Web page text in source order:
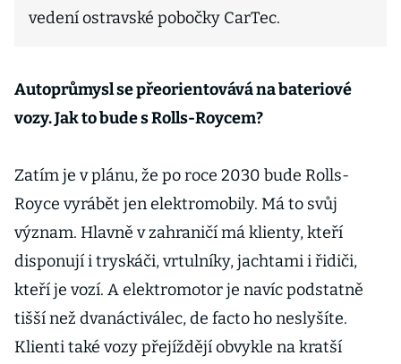
vedení ostravské pobočky CarTec.
Autoprůmysl se přeorientovává na bateriové
vozy. Jak to bude s Rolls-Roycem?
Zatím je v plánu, že po roce 2030 bude Rolls-
Royce vyrábět jen elektromobily. Má to svůj
význam. Hlavně v zahraničí má klienty, kteří
disponují i tryskáči, vrtulníky, jachtami i řidiči,
kteří je vozí. A elektromotor je navíc podstatně
tišší než dvanáctiválec, de facto ho neslyšíte.
Klienti také vozy přejíždějí obvykle na kratší